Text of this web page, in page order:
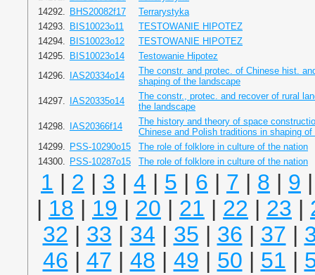
14292. BHS20082f17
Terrarystyka
14293. BIS10023o11
TESTOWANIE HIPOTEZ
14294. BIS10023o12
TESTOWANIE HIPOTEZ
14295. BIS10023o14
Testowanie Hipotez
14296.
IAS20334o14
The constr. and protec. of Chinese hist.
shaping of the landscape
14297.
IAS20335o14
The constr., protec. and recover of rural
the landscape
14298.
IAS20366f14
The history and theory of space
Chinese and Polish traditions in shaping of
14299. PSS-10290o15
The role of folklore in culture of the nation
14300. PSS-10287o15 The role of folklore in culture of the nation
1 | 2 | 3 | 4 | 5 | 6 | 7 | 8 | 9
| 18 | 19 | 20 | 21 | 22 | 23 |
32 | 33 | 34 | 35 | 36 | 37 |
46 | 47 | 48 | 49 | 50 | 51 |